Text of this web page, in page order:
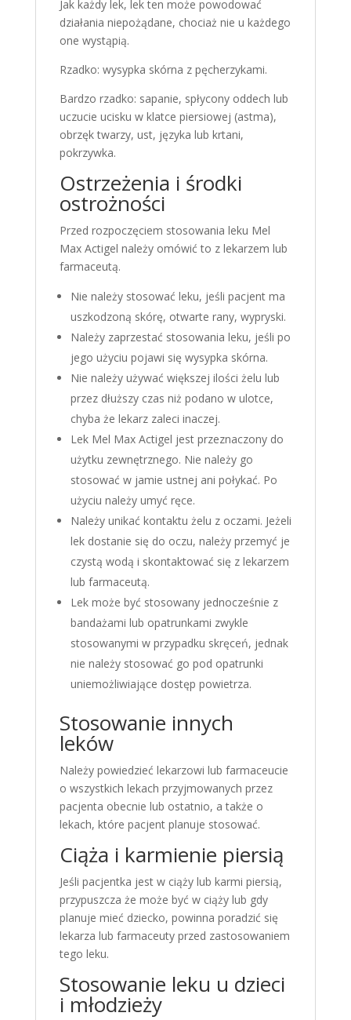
Jak każdy lek, lek ten może powodować
działania niepożądane, chociaż nie u każdego
one wystąpią.
Rzadko: wysypka skórna z pęcherzykami.
Bardzo rzadko: sapanie, spłycony oddech lub
uczucie ucisku w klatce piersiowej (astma),
obrzęk twarzy, ust, języka lub krtani,
pokrzywka.
Ostrzeżenia i środki
ostrożności
Przed rozpoczęciem stosowania leku Mel
Max Actigel należy omówić to z lekarzem lub
farmaceutą.
Nie należy stosować leku, jeśli pacjent ma
uszkodzoną skórę, otwarte rany, wypryski.
Należy zaprzestać stosowania leku, jeśli po
jego użyciu pojawi się wysypka skórna.
Nie należy używać większej ilości żelu lub
przez dłuższy czas niż podano w ulotce,
chyba że lekarz zaleci inaczej.
Lek Mel Max Actigel jest przeznaczony do
użytku zewnętrznego. Nie należy go
stosować w jamie ustnej ani połykać. Po
użyciu należy umyć ręce.
Należy unikać kontaktu żelu z oczami. Jeżeli
lek dostanie się do oczu, należy przemyć je
czystą wodą i skontaktować się z lekarzem
lub farmaceutą.
Lek może być stosowany jednocześnie z
bandażami lub opatrunkami zwykle
stosowanymi w przypadku skręceń, jednak
nie należy stosować go pod opatrunki
uniemożliwiające dostęp powietrza.
Stosowanie innych
leków
Należy powiedzieć lekarzowi lub farmaceucie
o wszystkich lekach przyjmowanych przez
pacjenta obecnie lub ostatnio, a także o
lekach, które pacjent planuje stosować.
Ciąża i karmienie piersią
Jeśli pacjentka jest w ciąży lub karmi piersią,
przypuszcza że może być w ciąży lub gdy
planuje mieć dziecko, powinna poradzić się
lekarza lub farmaceuty przed zastosowaniem
tego leku.
Stosowanie leku u dzieci
i młodzieży